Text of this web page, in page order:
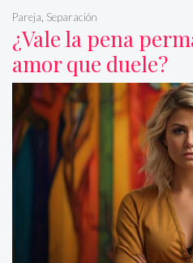
¿Vale la pena
amor que duele?
Pareja Separación